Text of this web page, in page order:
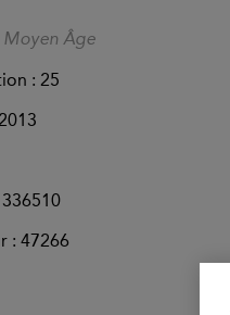
Moyen Âge
: 25
: 47266